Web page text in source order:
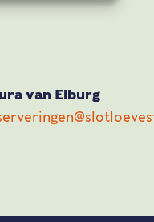
van Elburg